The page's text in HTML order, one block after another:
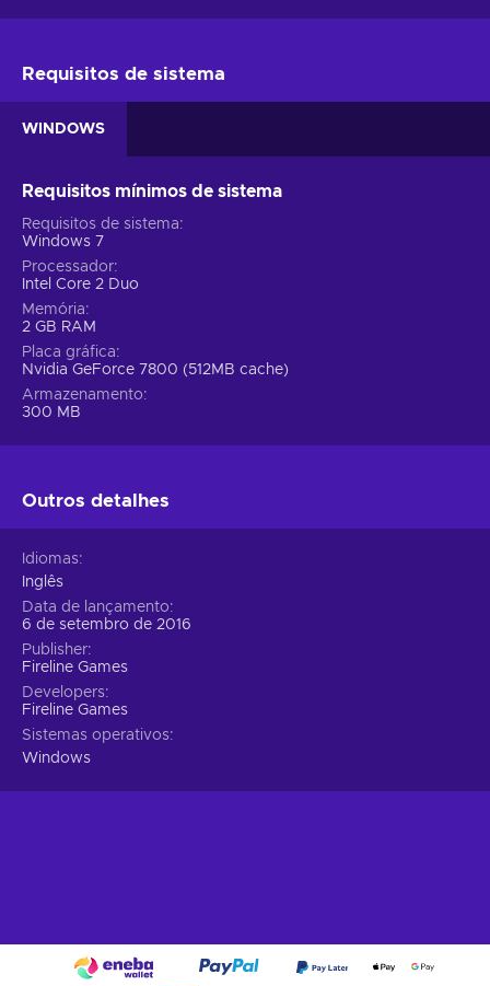
Requisitos de sistema
WINDOWS
Requisitos mínimos de sistema
Requisitos de sistema
Windows 7
Processador
Intel Core 2 Duo
Memória
2 GB RAM
Placa gráfica
Nvidia GeForce 7800 (512MB cache)
Armazenamento
300 MB
Outros detalhes
Idiomas
Inglês
Data de lançamento
6 de setembro de 2016
Publisher
Fireline Games
Developers
Fireline Games
Sistemas operativos
Windows